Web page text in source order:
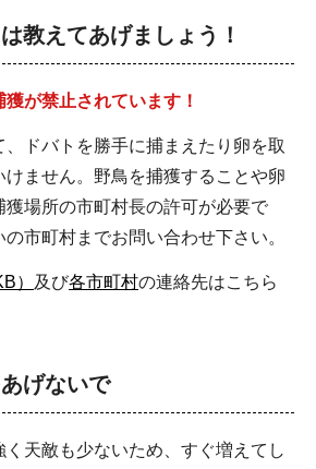
教えてあげましょう！
が禁止されています！
ドバトを勝手に捕まえたり卵を取
けません。野鳥を捕獲することや卵
獲場所の市町村長の許可が必要で
市町村までお問い合わせ下さい。
） 及び各市町村の連絡先はこちら
げないで
く天敵も少ないため、すぐ増えてし